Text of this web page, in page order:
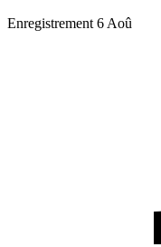
Enregistrement 6 Aoû